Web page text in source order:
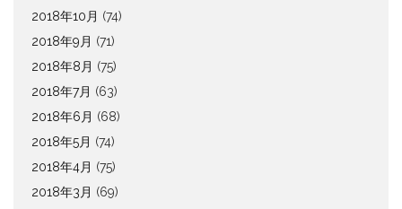
2018年10月 (74)
2018年9月 (71)
2018年8月 (75)
2018年7月 (63)
2018年6月 (68)
2018年5月 (74)
2018年4月 (75)
2018年3月 (69)